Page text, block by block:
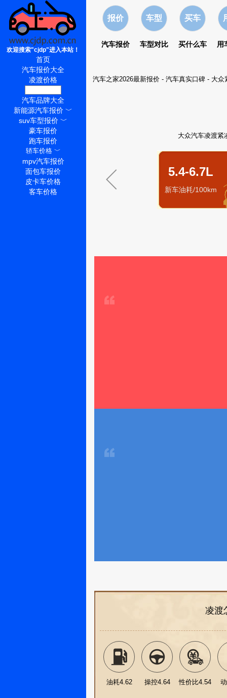
报价
汽车报价
车型
车型对比
买车
买什么车 用
汽车之家2026最新报价- 汽车真实口碑- 大众
大众汽车凌渡紧
5.4-6.7L
新车油耗/100km
凌渡
油耗4.62 操控4.64 性价比4.54
欢迎搜索"cjdp"进入本站！
首页
汽车报价大全
凌渡价格
汽车品牌大全
新能源汽车报价 ﹀
suv车型报价 ﹀
豪车报价
跑车报价
轿车价格﹀
mpv汽车报价
面包车报价
皮卡车价格
客车价格